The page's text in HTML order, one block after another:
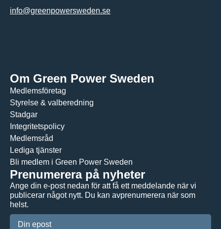
info@greenpowersweden.se
Om Green Power Sweden
Medlemsföretag
Styrelse & valberedning
Stadgar
Integritetspolicy
Medlemsråd
Lediga tjänster
Bli medlem i Green Power Sweden
Prenumerera på nyheter
Ange din e-post nedan för att få ett meddelande när vi
publicerar något nytt. Du kan avprenumerera när som
helst.